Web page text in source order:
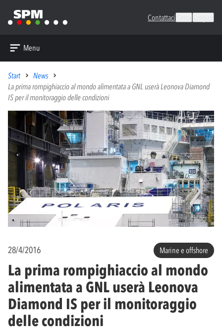
Contattaci
Menu
Start
News
La prima rompighiaccio al mondo alimentata a GNL userà Leonova Diamond
IS per il monitoraggio delle condizioni
28/4/2016 Marine e offshore
La prima rompighiaccio al mondo
alimentata a GNL userà Leonova
Diamond IS per il monitoraggio
delle condizioni